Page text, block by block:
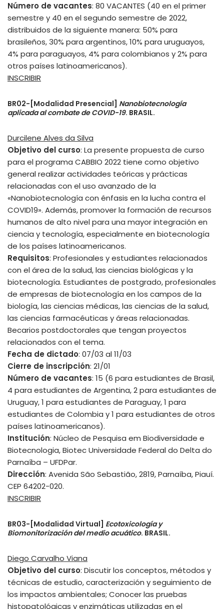
Número de vacantes: 80 VACANTES (40 en el primer
semestre y 40 en el segundo semestre de 2022,
distribuidos de la siguiente manera: 50% para
brasileños, 30% para argentinos, 10% para uruguayos,
4% para paraguayos, 4% para colombianos y 2% para
otros países latinoamericanos).
INSCRIBIR
BR02-[Modalidad Presencial] Nanobiotecnología
aplicada al combate de COVID-19. BRASIL.
Durcilene Alves da Silva
Objetivo del curso: La presente propuesta de curso
para el programa CABBIO 2022 tiene como objetivo
general realizar actividades teóricas y prácticas
relacionadas con el uso avanzado de la
«Nanobiotecnología con énfasis en la lucha contra el
COVID19». Además, promover la formación de recursos
humanos de alto nivel para una mayor integración en
ciencia y tecnología, especialmente en biotecnología
de los países latinoamericanos.
Requisitos: Profesionales y estudiantes relacionados
con el área de la salud, las ciencias biológicas y la
biotecnología. Estudiantes de postgrado, profesionales
de empresas de biotecnología en los campos de la
biología, las ciencias médicas, las ciencias de la salud,
las ciencias farmacéuticas y áreas relacionadas.
Becarios postdoctorales que tengan proyectos
relacionados con el tema.
Fecha de dictado: 07/03 al 11/03
Cierre de inscripción: 21/01
Número de vacantes: 15 (6 para estudiantes de Brasil,
4 para estudiantes de Argentina, 2 para estudiantes de
Uruguay, 1 para estudiantes de Paraguay, 1 para
estudiantes de Colombia y 1 para estudiantes de otros
países latinoamericanos).
Institución: Núcleo de Pesquisa em Biodiversidade e
Biotecnologia, Biotec Universidade Federal do Delta do
Parnaíba – UFDPar.
Dirección: Avenida São Sebastião, 2819, Parnaíba, Piauí.
CEP 64202-020.
INSCRIBIR
BR03-[Modalidad Virtual] Ecotoxicología y
Biomonitorización del medio acuático. BRASIL.
Diego Carvalho Viana
Objetivo del curso: Discutir los conceptos, métodos y
técnicas de estudio, caracterización y seguimiento de
los impactos ambientales; Conocer las pruebas
histopatológicas y enzimáticas utilizadas en el